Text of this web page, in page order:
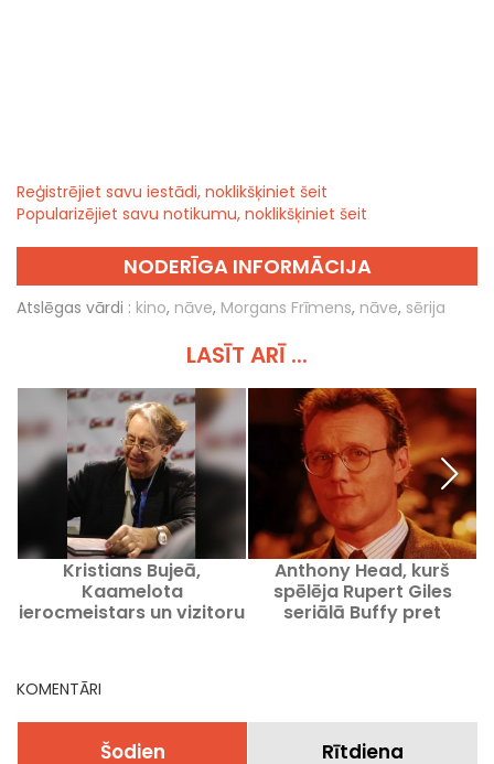
Reģistrējiet savu iestādi, noklikšķiniet šeit
Popularizējiet savu notikumu, noklikšķiniet šeit
NODERĪGA INFORMĀCIJA
Atslēgas vārdi : kino, nāve, Morgans Frīmens, nāve, sērija
LASĪT ARĪ ...
Kristians Bujeā,
Kaamelota
ierocmeistars un vizitoru
Anthony Head, kurš
spēlēja Rupert Giles
seriālā Buffy pret
KOMENTĀRI
Šodien Rītdiena